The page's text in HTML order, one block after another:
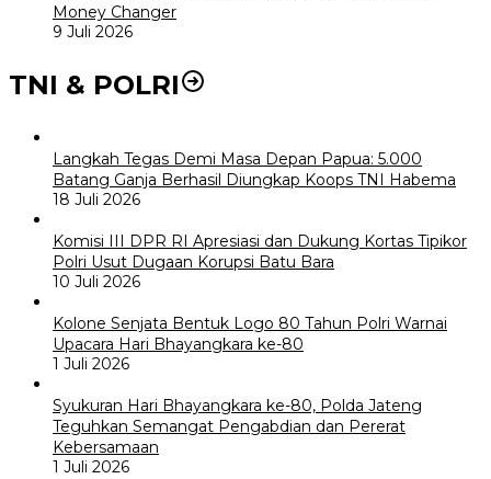
Money Changer
9 Juli 2026
TNI & POLRI
Langkah Tegas Demi Masa Depan Papua: 5.000
Batang Ganja Berhasil Diungkap Koops TNI Habema
18 Juli 2026
Komisi III DPR RI Apresiasi dan Dukung Kortas Tipikor
Polri Usut Dugaan Korupsi Batu Bara
10 Juli 2026
Kolone Senjata Bentuk Logo 80 Tahun Polri Warnai
Upacara Hari Bhayangkara ke-80
1 Juli 2026
Syukuran Hari Bhayangkara ke-80, Polda Jateng
Teguhkan Semangat Pengabdian dan Pererat
Kebersamaan
1 Juli 2026